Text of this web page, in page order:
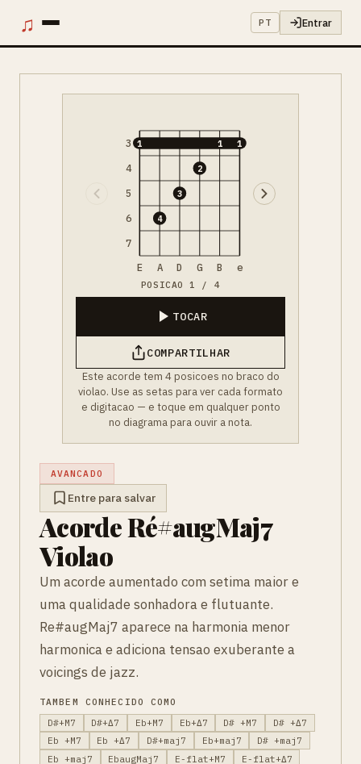
♫ PT Entrar
3
4
5
6
7
1
4
3
2
1 1
E A D G B e
POSICAO 1 / 4
TOCAR
COMPARTILHAR
Este acorde tem 4 posicoes no braco do
violao. Use as setas para ver cada formato
e digitacao — e toque em qualquer ponto
no diagrama para ouvir a nota.
AVANCADO
Entre para salvar
Acorde Ré#augMaj7
Violao
Um acorde aumentado com setima maior e
uma qualidade sonhadora e flutuante.
Re#augMaj7 aparece na harmonia menor
harmonica e adiciona tensao exuberante a
voicings de jazz.
TAMBEM CONHECIDO COMO
D#+M7
D#+Δ7 Eb+M7 Eb+Δ7 D# +M7
D# +Δ7
Eb +M7
Eb +Δ7 D#+maj7 Eb+maj7
D# +maj7
Eb +maj7
EbaugMaj7 E-flat+M7
E-flat+Δ7